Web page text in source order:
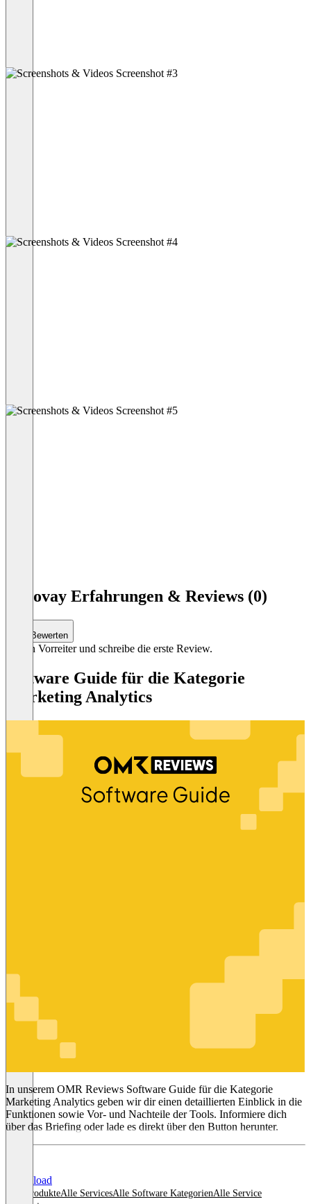
Zenovay Erfahrungen & Reviews (0)
Bewerten
Sei ein Vorreiter und schreibe die erste Review.
Software Guide für die Kategorie
Marketing Analytics
MarketingAnalytics
In unserem OMR Reviews Software Guide für die Kategorie
Marketing Analytics geben wir dir einen detaillierten Einblick in die
Funktionen sowie Vor- und Nachteile der Tools. Informiere dich
über das Briefing oder lade es direkt über den Button herunter.
Download
Alle ProdukteAlle ServicesAlle Software KategorienAlle Service